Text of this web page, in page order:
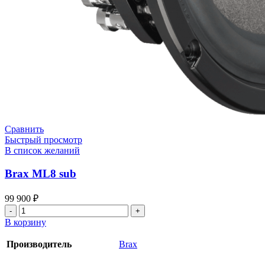
Сравнить
Быстрый просмотр
В список желаний
Brax ML8 sub
99 900 ₽
Количество
товара
Brax
ML8
В корзину
Производитель Brax